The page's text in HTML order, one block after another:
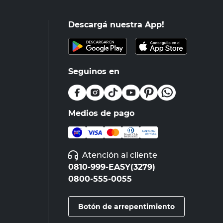
Descargá nuestra App!
Seguinos en
Medios de pago
Atención al cliente
0810-999-EASY(3279)
0800-555-0055
Botón de arrepentimiento